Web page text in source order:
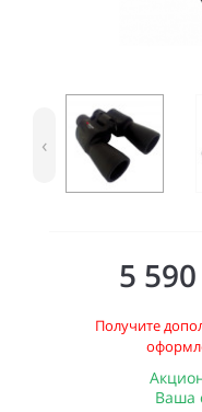
‹
5
Получите
Ваша